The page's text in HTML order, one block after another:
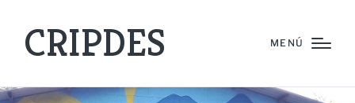
CRIPDES MENÚ